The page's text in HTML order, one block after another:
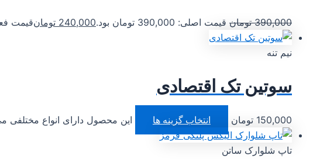
390,000 تومان قیمت اصلی: 390,000 تومان بود. 240,000 تومانقیمت فعلی:
نیم تنه
سوتین تک اقتصادی
150,000 تومان انتخاب گزینه ها این محصول دارای انواع
تاپ شلوارک ساتن